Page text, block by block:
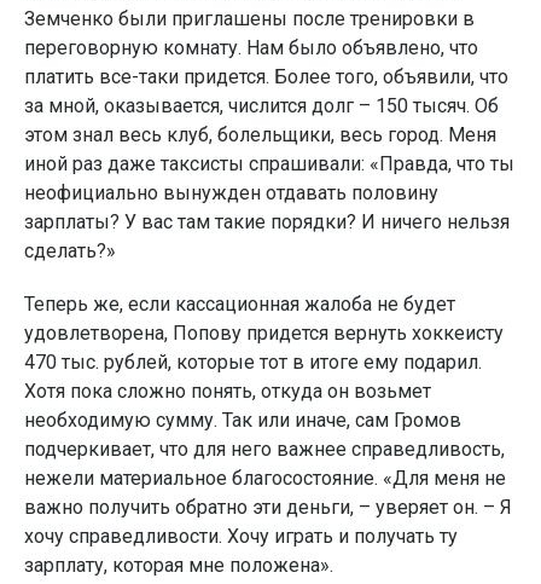
Земченко были приглашены после тренировки в
переговорную комнату. Нам было объявлено, что
платить все-таки придется. Более того, объявили, что
за мной, оказывается, числится долг – 150 тысяч. Об
этом знал весь клуб, болельщики, весь город. Меня
иной раз даже таксисты спрашивали: «Правда, что ты
неофициально вынужден отдавать половину
зарплаты? У вас там такие порядки? И ничего нельзя
сделать?»
Теперь же, если кассационная жалоба не будет
удовлетворена, Попову придется вернуть хоккеисту
470 тыс. рублей, которые тот в итоге ему подарил.
Хотя пока сложно понять, откуда он возьмет
необходимую сумму. Так или иначе, сам Громов
подчеркивает, что для него важнее справедливость,
нежели материальное благосостояние. «Для меня не
важно получить обратно эти деньги, – уверяет он. – Я
хочу справедливости. Хочу играть и получать ту
зарплату, которая мне положена».